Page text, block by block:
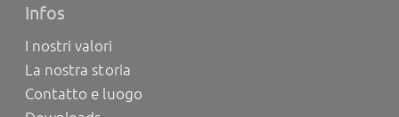
Infos
I nostri valori
La nostra storia
Contatto e luogo